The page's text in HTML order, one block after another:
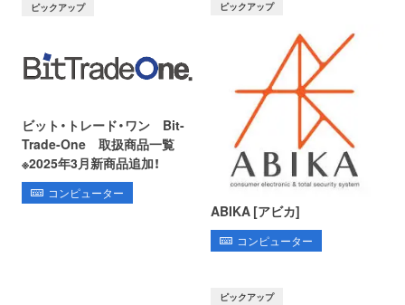
ピックアップ
ABIKA [アビカ]
コンピューター
ピックアップ
ビット・トレード・ワン Bit-
Trade-One 取扱商品一覧
※2025年3月新商品追加！
コンピューター
ピックアップ